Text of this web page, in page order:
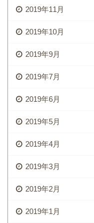
2019年11月
2019年10月
2019年9月
2019年7月
2019年6月
2019年5月
2019年4月
2019年3月
2019年2月
2019年1月